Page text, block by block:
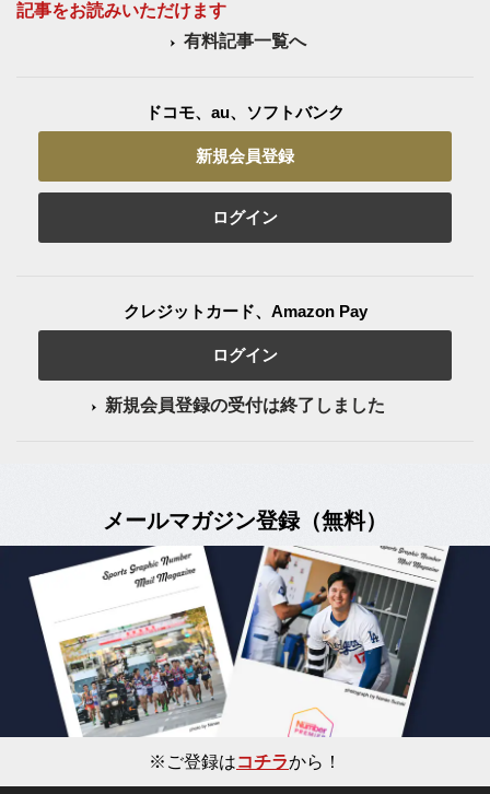
記事をお読みいただけます
有料記事一覧へ
ドコモ、au、ソフトバンク
新規会員登録
ログイン
クレジットカード、Amazon Pay
ログイン
新規会員登録の受付は終了しました
メールマガジン登録（無料）
※ご登録はコチラから！